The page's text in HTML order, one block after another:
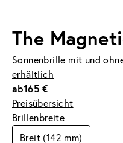
The
Sonnenbrille mit und
erhältlich
ab165 €
Preisübersicht
Brillenbreite
Breit (142 mm)